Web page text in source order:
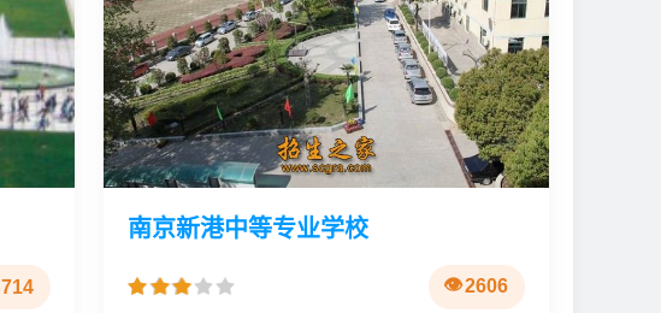
714
南京新港中等专业学校
2606